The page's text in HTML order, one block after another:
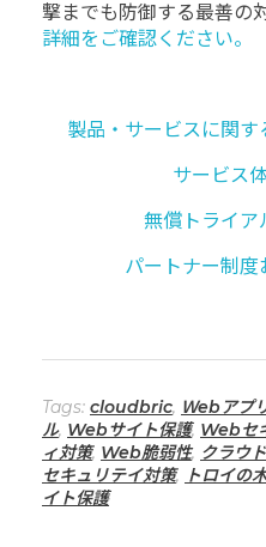
撃までも防御する最善の
詳細をご確認ください。
製品・サービスに関
サービス
無償トライア
パートナー制度
Tags: cloudbric, Ｗebアプ
ル, Webサイト保護, Webセ
ィ対策, Web脆弱性, クラウ
セキュリテイ対策, トロイの
イト保護